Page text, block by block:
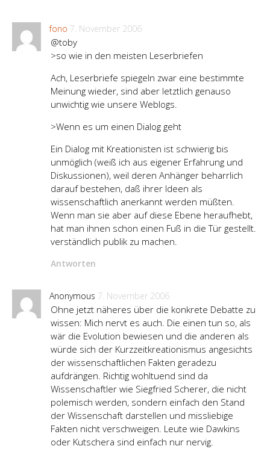
fono 7. November 2006
@toby
>so wie in den meisten Leserbriefen
Ach, Leserbriefe spiegeln zwar eine bestimmte
Meinung wieder, sind aber letztlich genauso
unwichtig wie unsere Weblogs.
>Wenn es um einen Dialog geht
Ein Dialog mit Kreationisten ist schwierig bis
unmöglich (weiß ich aus eigener Erfahrung und
Diskussionen), weil deren Anhänger beharrlich
darauf bestehen, daß ihrer Ideen als
wissenschaftlich anerkannt werden müßten.
Wenn man sie aber auf diese Ebene heraufhebt,
hat man ihnen schon einen Fuß in die Tür gestellt.
verständlich publik zu machen.
Antworten
Anonymous 7. November 2006
Ohne jetzt näheres über die konkrete Debatte zu
wissen: Mich nervt es auch. Die einen tun so, als
wär die Evolution bewiesen und die anderen als
würde sich der Kurzzeitkreationismus angesichts
der wissenschaftlichen Fakten geradezu
aufdrängen. Richtig wohltuend sind da
Wissenschaftler wie Siegfried Scherer, die nicht
polemisch werden, sondern einfach den Stand
der Wissenschaft darstellen und missliebige
Fakten nicht verschweigen. Leute wie Dawkins
oder Kutschera sind einfach nur nervig.